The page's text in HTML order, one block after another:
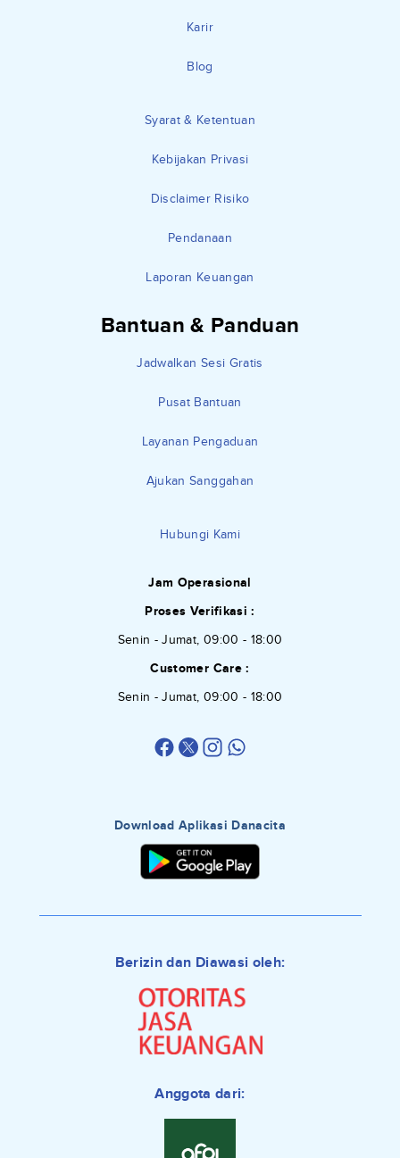
Karir
Blog
Syarat & Ketentuan
Kebijakan Privasi
Disclaimer Risiko
Pendanaan
Laporan Keuangan
Bantuan & Panduan
Jadwalkan Sesi Gratis
Pusat Bantuan
Layanan Pengaduan
Ajukan Sanggahan
Hubungi Kami
Jam Operasional
Proses Verifikasi :
Senin - Jumat, 09:00 - 18:00
Customer Care :
Senin - Jumat, 09:00 - 18:00
Download Aplikasi Danacita
Berizin dan Diawasi oleh:
Anggota dari: